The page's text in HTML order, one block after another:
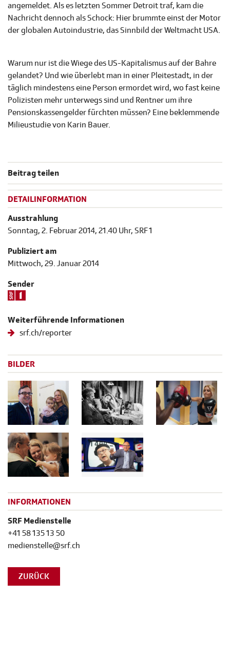
angemeldet. Als es letzten Sommer Detroit traf, kam die
Nachricht dennoch als Schock: Hier brummte einst der Motor
der globalen Autoindustrie, das Sinnbild der Weltmacht USA.
Warum nur ist die Wiege des US-Kapitalismus auf der Bahre
gelandet? Und wie überlebt man in einer Pleitestadt, in der
täglich mindestens eine Person ermordet wird, wo fast keine
Polizisten mehr unterwegs sind und Rentner um ihre
Pensionskassengelder fürchten müssen? Eine beklemmende
Milieustudie von Karin Bauer.
Beitrag teilen
DETAILINFORMATION
Ausstrahlung
Sonntag, 2. Februar 2014, 21.40 Uhr, SRF 1
Publiziert am
Mittwoch, 29. Januar 2014
Sender
Weiterführende Informationen
srf.ch/reporter
BILDER
INFORMATIONEN
SRF Medienstelle
+41 58 135 13 50
medienstelle@srf.ch
ZURÜCK